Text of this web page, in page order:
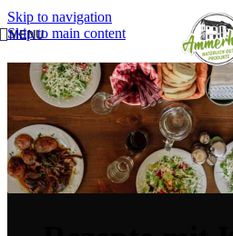
Skip to navigation
Skip to main content
MENU